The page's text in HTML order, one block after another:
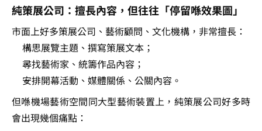
純策展公司：擅長內容，但往往「停留喺效果圖」
市面上好多策展公司、藝術顧問、文化機構，非常擅長：
構思展覽主題、撰寫策展文本；
尋找藝術家、統籌作品內容；
安排開幕活動、媒體關係、公關內容。
但喺機場藝術空間同大型藝術裝置上，純策展公司好多時
會出現幾個痛點：